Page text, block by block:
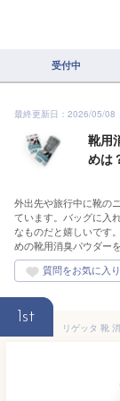
受付中
最終更新日：2026/05/08
靴用
めは
外出先や旅行中に靴の
ています。バッグに入
なものだと嬉しいです
めの靴用消臭パウダー
1st